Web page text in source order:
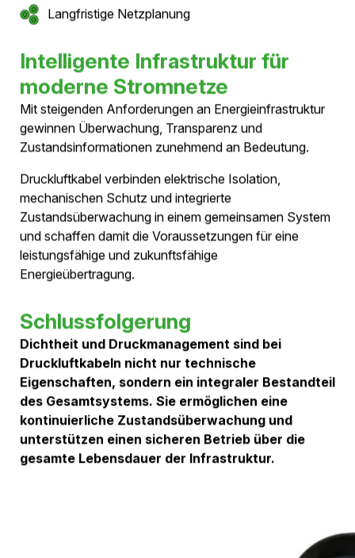
Die Kombination aus geschlossener
Aluminiumkapselung und kontinuierlicher
Dichtheit über lange Betriebszeiten und schafft
Transparenz über den Zustand des Systems.
Vorteile des integrierten
Druckmanagements
Mehr als nur Druckhaltung
Bei Druckluftkabeln dient das Druckmanagement nicht
Durch die kontinuierliche Überwachung entsteht
gleichzeitig ein zusätzlicher Informationskanal über den
Zustand des gesamten Systems.
Dadurch wird das Druckmanagement zu einem
integralen Bestandteil von Betrieb, Wartung und
Zustandsüberwachung.